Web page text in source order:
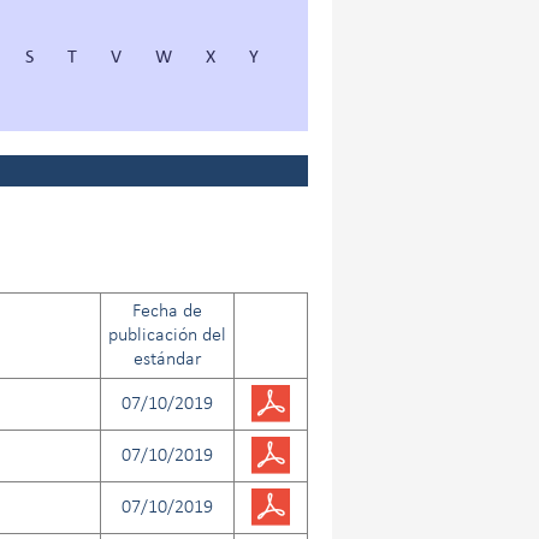
S T V W X
Y
Fecha de
publicación del
estándar
07/10/2019
07/10/2019
07/10/2019